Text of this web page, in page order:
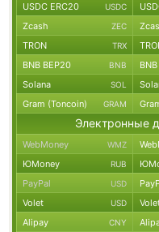
USDC ERC20 USDC
Zcash ZEC
TRON TRX
BNB BEP20 BNB
Solana SOL
Gram (Toncoin) GRAM
Электронные
WebMoney WMZ
ЮMoney RUB
PayPal USD
Volet USD
Alipay CNY